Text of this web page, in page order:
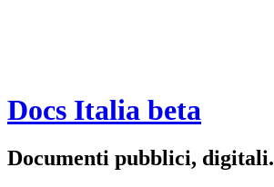
Docs Italia beta
Documenti pubblici, digitali.